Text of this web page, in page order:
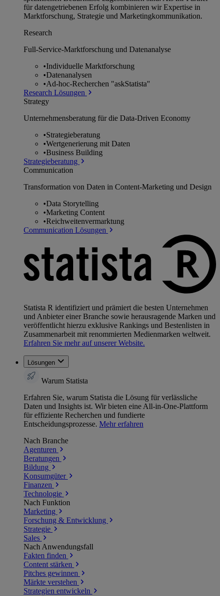
für datengetriebenen Erfolg kombinieren wir Expertise in
Marktforschung, Strategie und Marketingkommunikation.
Research
Full-Service-Marktforschung und Datenanalyse
•Individuelle Marktforschung
•Datenanalysen
•Ad-hoc-Recherchen "askStatista"
Research Lösungen
Strategy
Unternehmens­beratung für die Data-Driven Economy
•Strategieberatung
•Wertgenerierung mit Daten
•Business Building
Strategieberatung
Communication
Transformation von Daten in Content-Marketing und Design
•Data Storytelling
•Marketing Content
•Reichweitenvermarktung
Communication Lösungen
Statista R identifiziert und prämiert die besten Unternehmen
und Anbieter einer Branche sowie herausragende Marken und
veröffentlicht hierzu exklusive Rankings und Bestenlisten in
Zusammenarbeit mit renommierten Medienmarken weltweit.
Erfahren Sie mehr auf unserer Website.
Lösungen
Warum Statista
Erfahren Sie, warum Statista die Lösung für verlässliche
Daten und Insights ist. Wir bieten eine All-in-One-Plattform
für effiziente Recherchen und fundierte
Entscheidungsprozesse. Mehr erfahren
Nach Branche
Agenturen
Beratungen
Bildung
Konsumgüter
Finanzen
Technologie
Nach Funktion
Marketing
Forschung & Entwicklung
Strategie
Sales
Nach Anwendungsfall
Fakten finden
Content stärken
Pitches gewinnen
Märkte verstehen
Strategien entwickeln